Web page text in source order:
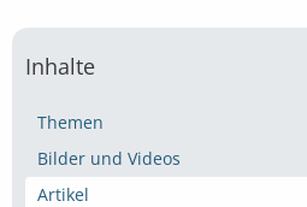
Inhalte
Themen
Bilder und Videos
Artikel